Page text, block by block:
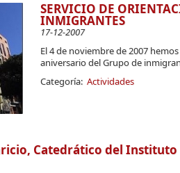
SERVICIO DE
INMIGRANTES
17-12-2007
El 4 de noviembre de 2007
aniversario del Grupo de
Categoría: Actividades
Catedrático del Instituto